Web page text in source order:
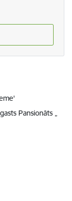
Pansionāts „